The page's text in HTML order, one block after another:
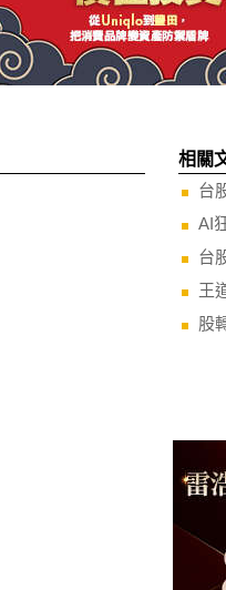
相關
台
AI
台
王
股